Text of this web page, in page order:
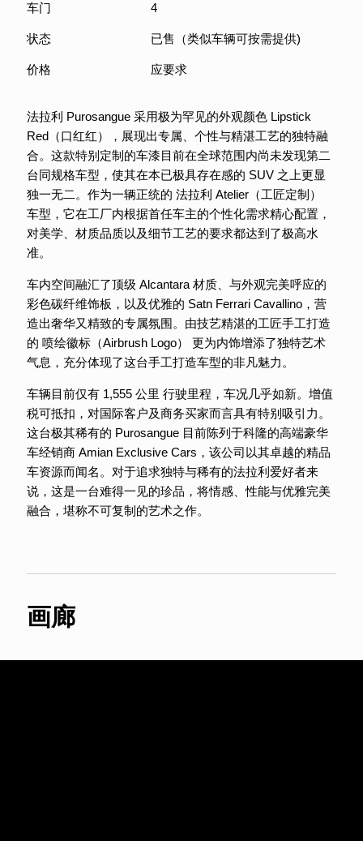
车门 4
状态 已售（类似车辆可按需提供)
价格 应要求
法拉利 Purosangue 采用极为罕见的外观颜色 Lipstick
Red（口红红），展现出专属、个性与精湛工艺的独特融
合。这款特别定制的车漆目前在全球范围内尚未发现第二
台同规格车型，使其在本已极具存在感的 SUV 之上更显
独一无二。作为一辆正统的 法拉利 Atelier（工匠定制）
车型，它在工厂内根据首任车主的个性化需求精心配置，
对美学、材质品质以及细节工艺的要求都达到了极高水
准。
车内空间融汇了顶级 Alcantara 材质、与外观完美呼应的
彩色碳纤维饰板，以及优雅的 Satn Ferrari Cavallino，营
造出奢华又精致的专属氛围。由技艺精湛的工匠手工打造
的 喷绘徽标（Airbrush Logo） 更为内饰增添了独特艺术
气息，充分体现了这台手工打造车型的非凡魅力。
车辆目前仅有 1,555 公里 行驶里程，车况几乎如新。增值
税可抵扣，对国际客户及商务买家而言具有特别吸引力。
这台极其稀有的 Purosangue 目前陈列于科隆的高端豪华
车经销商 Amian Exclusive Cars，该公司以其卓越的精品
车资源而闻名。对于追求独特与稀有的法拉利爱好者来
说，这是一台难得一见的珍品，将情感、性能与优雅完美
融合，堪称不可复制的艺术之作。
画廊